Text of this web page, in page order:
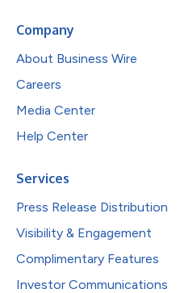
Company
About Business Wire
Careers
Media Center
Help Center
Services
Press Release Distribution
Visibility & Engagement
Complimentary Features
Investor Communications